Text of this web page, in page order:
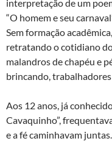
interpretação de um
“O homem e seu
Sem formação
retratando o cotidiano
malandros de chapéu e
brincando,
Aos 12 anos, já
Cavaquinho”,
e a fé caminhavam